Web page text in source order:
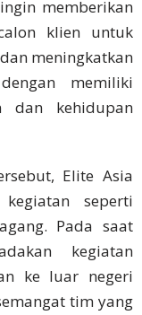
memberikan
klien untuk
meningkatkan
memiliki
dan kehidupan
Elite Asia
seperti
Pada saat
kegiatan
ke luar negeri
tim yang